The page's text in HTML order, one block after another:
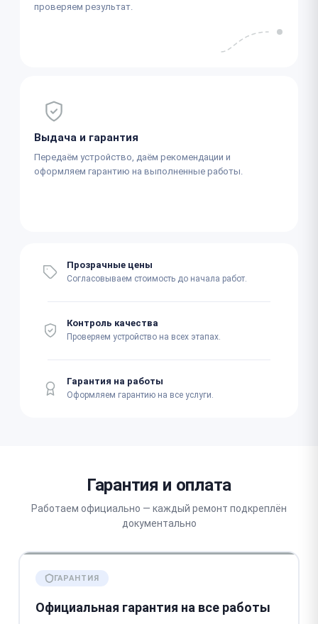
проверяем результат.
Выдача и гарантия
Передаём устройство, даём рекомендации и
оформляем гарантию на выполненные работы.
Прозрачные цены
Согласовываем стоимость до начала работ.
Контроль качества
Проверяем устройство на всех этапах.
Гарантия на работы
Оформляем гарантию на все услуги.
Гарантия и оплата
Работаем официально — каждый ремонт подкреплён
документально
ГАРАНТИЯ
Официальная гарантия на все работы